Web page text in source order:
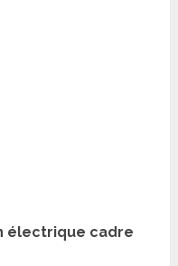
électrique cadre